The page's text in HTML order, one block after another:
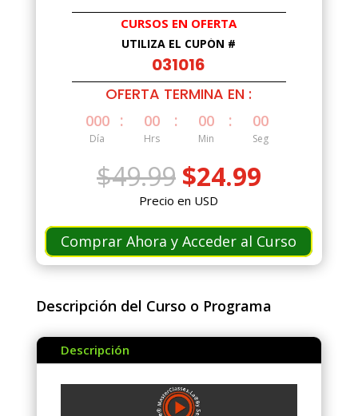
CURSOS EN OFERTA
UTILIZA EL CUPÓN #
031016
OFERTA TERMINA EN :
000
Día
: 00
Hrs
: 00
Min
: 00
Seg
$49.99 El
precio
original
era:
$49.99.
$24.99El
es:
$24.99.
Precio en USD
Comprar Ahora y Acceder al Curso
Descripción del Curso o Programa
Descripción